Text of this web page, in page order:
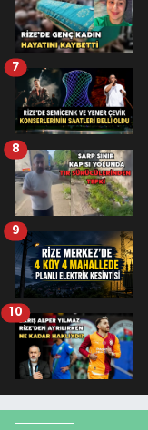
7
8
9
10